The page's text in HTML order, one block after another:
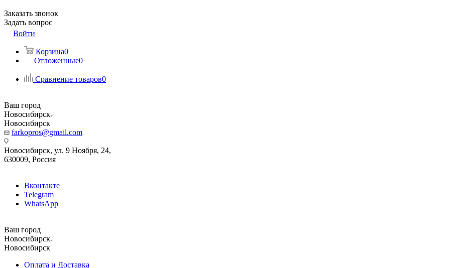
Заказать звонок
Задать вопрос
Войти
Корзина0
Отложенные0
Сравнение товаров0
Ваш город
Новосибирск
Новосибирск
farkopros@gmail.com
Новосибирск, ул. 9 Ноября, 24,
630009, Россия
Вконтакте
Telegram
WhatsApp
Ваш город
Новосибирск
Новосибирск
Оплата и Доставка